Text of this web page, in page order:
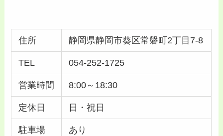
住所 静岡県静岡市葵区常磐町2丁目7-8
TEL 054-252-1725
営業時間 8:00～18:30
定休日 日・祝日
駐車場 あり